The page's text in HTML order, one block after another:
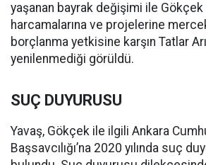
yaşanan bayrak değişimi ile
harcamalarına ve projelerine
borçlanma yetkisine karşın Tatlar
yenilenmediği görüldü.
SUÇ DUYURUSU
Yavaş, Gökçek ile ilgili Ankara
Başsavcılığı’na 2020 yılında suç